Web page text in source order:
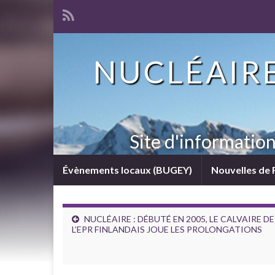
Site
Évènements locaux (BUGEY) Nouvelles de
NUCLÉAIRE : DÉBUTÉ EN 2005, LE CALVAIRE DE
L’EPR FINLANDAIS JOUE LES PROLONGATIONS